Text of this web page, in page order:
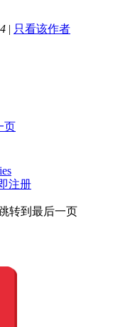
| 只看该作者
页
注册
转到最后一页